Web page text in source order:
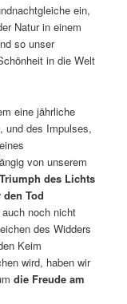
ein,
Natur in einem
so unser
in die Welt
eine jährliche
und des Impulses,
von unserem
Triumph des Lichts
Tod
noch nicht
des Widders
Keim
wird, haben wir
die Freude am